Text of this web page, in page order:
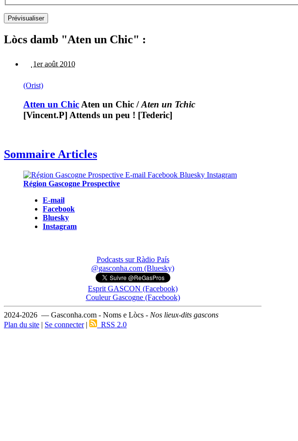
Lòcs damb "Aten un Chic" :
1er août 2010
(Orist)
Atten un Chic Aten un Chic /Aten un Tchic
[Vincent.P] Attends un peu ! [Tederic]
Sommaire Articles
Région Gascogne Prospective
E-mail
Facebook
Bluesky
Instagram
Podcasts sur Ràdio País
@gasconha.com (Bluesky)
Esprit GASCON (Facebook)
Couleur Gascogne (Facebook)
2024-2026 — Gasconha.com - Noms e Lòcs - Nos lieux-dits gascons
Plan du site | Se connecter| RSS 2.0